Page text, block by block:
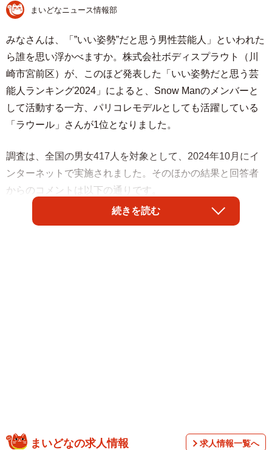
まいどなニュース情報部
みなさんは、「”いい姿勢”だと思う男性芸能人」といわれた
ら誰を思い浮かべますか。株式会社ボディスプラウト（川
崎市宮前区）が、このほど発表した「いい姿勢だと思う芸
能人ランキング2024」によると、Snow Manのメンバーと
して活動する一方、パリコレモデルとしても活躍している
「ラウール」さんが1位となりました。
調査は、全国の男女417人を対象として、2024年10月にイ
ンターネットで実施されました。そのほかの結果と回答者
からのコメントは以下の通りです。
▽”いい姿勢”だと思う男性芸能人ランキング
続きを読む
まいどなの求人情報 求人情報一覧へ